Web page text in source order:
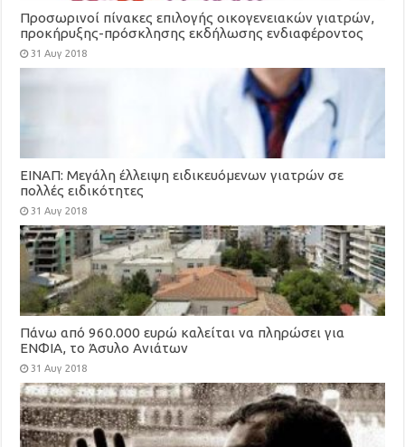
Προσωρινοί πίνακες επιλογής οικογενειακών γιατρών,
προκήρυξης-πρόσκλησης εκδήλωσης ενδιαφέροντος
για τη στελέχωση των Τοπικών Μονάδων Υγείας
(ΤΟΜΥ)
31 Αυγ 2018
ΕΙΝΑΠ: Μεγάλη έλλειψη ειδικευόμενων γιατρών σε
πολλές ειδικότητες
31 Αυγ 2018
Πάνω από 960.000 ευρώ καλείται να πληρώσει για
ΕΝΦΙΑ, το Άσυλο Ανιάτων
31 Αυγ 2018